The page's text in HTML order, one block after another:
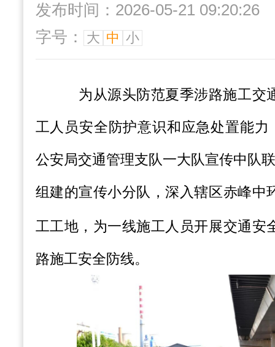
发布时间：2026-05-21 09:20:26
字号：
大 中 小
为从源头防范夏季涉路施工交
工人员安全防护意识和应急处置能
公安局交通管理支队一大队宣传中队
组建的宣传小分队，深入辖区赤峰中
工工地，为一线施工人员开展交通安
路施工安全防线。